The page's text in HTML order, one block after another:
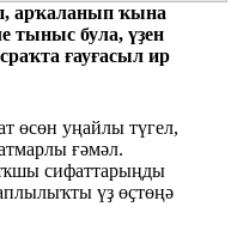
арҡаланып ҡына
тыныс була, үҙен
ғауғасыл ир
өсөн уңайлы түгел,
ғәмәл.
сифаттарыңды
үҙ өҫтөңә